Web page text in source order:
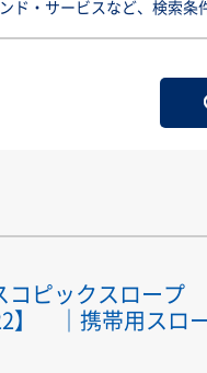
ド・サービスなど、検索条
コピックスロープ
】 ｜携帯用スロ